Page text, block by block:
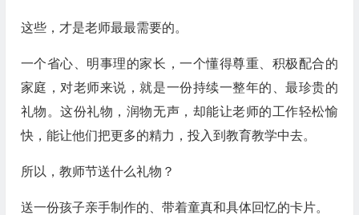
这些，才是老师最最需要的。
一个省心、明事理的家长，一个懂得尊重、积极配合的
家庭，对老师来说，就是一份持续一整年的、最珍贵的
礼物。这份礼物，润物无声，却能让老师的工作轻松愉
快，能让他们把更多的精力，投入到教育教学中去。
所以，教师节送什么礼物？
送一份孩子亲手制作的、带着童真和具体回忆的卡片。